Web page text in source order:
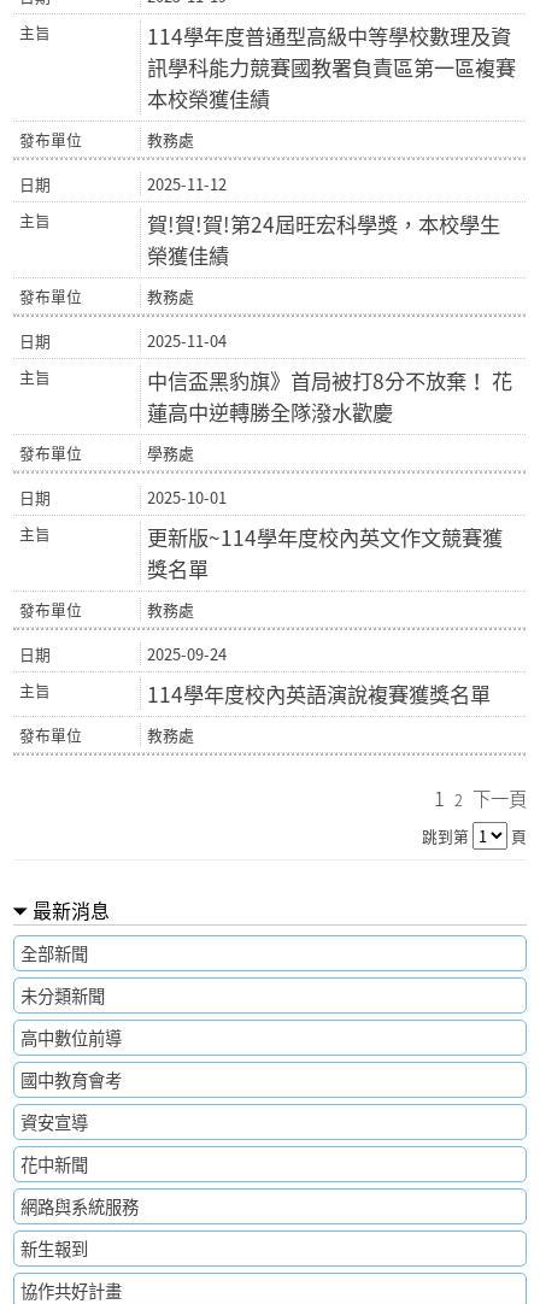
114學年度普通型高級中等學校數理及資
訊學科能力競賽國教署負責區第一區複賽
本校榮獲佳績
教務處
2025-11-12
賀!賀!賀!第24屆旺宏科學獎，本校學生
榮獲佳績
教務處
2025-11-04
中信盃黑豹旗》首局被打8分不放棄！ 花
蓮高中逆轉勝全隊潑水歡慶
學務處
2025-10-01
更新版~114學年度校內英文作文競賽獲
獎名單
教務處
2025-09-24
114學年度校內英語演說複賽獲獎名單
教務處
1 2 下一頁
跳到第 頁
最新消息
全部新聞
未分類新聞
高中數位前導
國中教育會考
資安宣導
花中新聞
網路與系統服務
新生報到
協作共好計畫